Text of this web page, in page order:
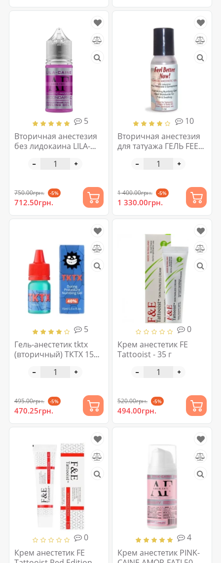
5
Вторичная анестезия
без лидокаина LILA-
750.00грн. -5%
712.50грн.
10
Вторичная анестезия
для татуажа ГЕЛЬ FEEL
1 400.00грн. -5%
1 330.00грн.
5
Гель-анестетик tktx
(вторичный) ТКТХ 15
495.00грн. -5%
470.25грн.
0
Крем анестетик FE
Tattooist - 35 г
520.00грн. -5%
494.00грн.
0
Крем анестетик FE
4
Крем анестетик PINK-